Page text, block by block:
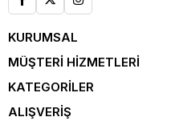
KURUMSAL
MÜŞTERİ HİZMETLERİ
KATEGORİLER
ALIŞVERİŞ